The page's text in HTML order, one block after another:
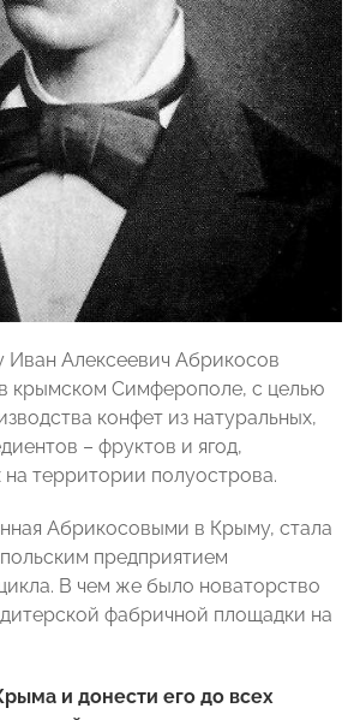
Иван Алексеевич Абрикосов
крымском Симферополе, с целью
конфет из натуральных,
– фруктов и ягод,
территории полуострова.
Абрикосовыми в Крыму, стала
предприятием
В чем же было новаторство
фабричной площадки на
и донести его до всех